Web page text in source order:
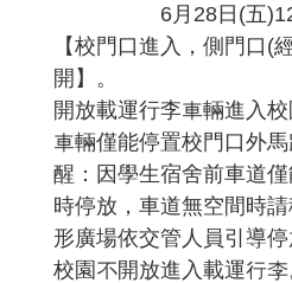
6月28日(五)12
【校門口進入，側門口(
開】。
開放載運行李車輛進入
車輛僅能停置校門口外
醒：因學生宿舍前車道
時停放，車道無空間時
形廣場依交管人員引導
校園不開放進入載運行